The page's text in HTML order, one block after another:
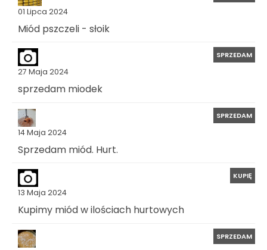
01 Lipca 2024
Miód pszczeli - słoik
27 Maja 2024
SPRZEDAM
sprzedam miodek
14 Maja 2024
SPRZEDAM
Sprzedam miód. Hurt.
13 Maja 2024
KUPIĘ
Kupimy miód w ilościach hurtowych
SPRZEDAM